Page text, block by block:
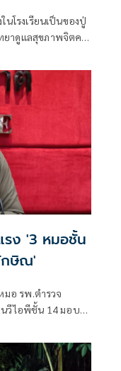
นโรงเรียนเป็นของปู่
าดูแลสุขภาพจิตครู
ง '3 หมอชั้น
กษิณ'
มอ รพ.ตำรวจ
วีไอพีชั้น 14 มอบ